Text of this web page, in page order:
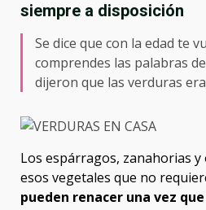
siempre a disposición
Se dice que con la edad te
comprendes las palabras
dijeron que las verduras
Los espárragos, zanahorias
esos vegetales que no
pueden renacer una vez